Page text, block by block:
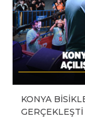
KONYA
GERÇEKLEŞTİ